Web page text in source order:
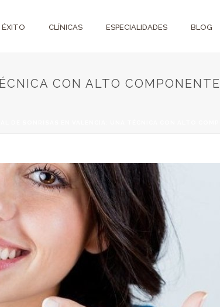
ÉXITO CLÍNICAS ESPECIALIDADES BLOG
CON ALTO COMPONENTE